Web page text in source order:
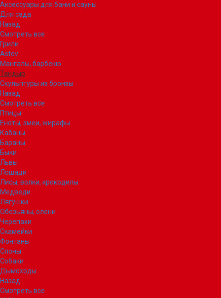
Аксессуары для бани и сауны
Для сада
Назад
Смотреть все
Грили
Astov
Мангалы, барбекю
Тандыр
Скульптуры из бронзы
Назад
Смотреть все
Птицы
Еноты, змеи, жирафы
Кабаны
Бараны
Быки
Львы
Лошади
Лисы, волки, крокодилы
Медведи
Лягушки
Обезьяны, олени
Черепахи
Скамейки
Фонтаны
Слоны
Собаки
Дымоходы
Назад
Смотреть все